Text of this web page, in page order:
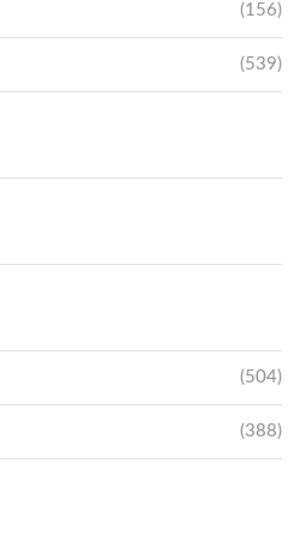
(156)
(539)
(504)
(388)